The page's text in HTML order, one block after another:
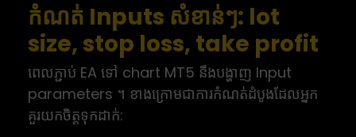
កំណត់ Inputs សំខាន់ៗ: lot
size, stop loss, take profit
ពេលភ្ជាប់ EA ទៅ chart MT5 នឹងបង្ហាញ Input
parameters ។ ខាងក្រោមជាការកំណត់ដំបូងដែលអ្នក
គួរយកចិត្តទុកដាក់: